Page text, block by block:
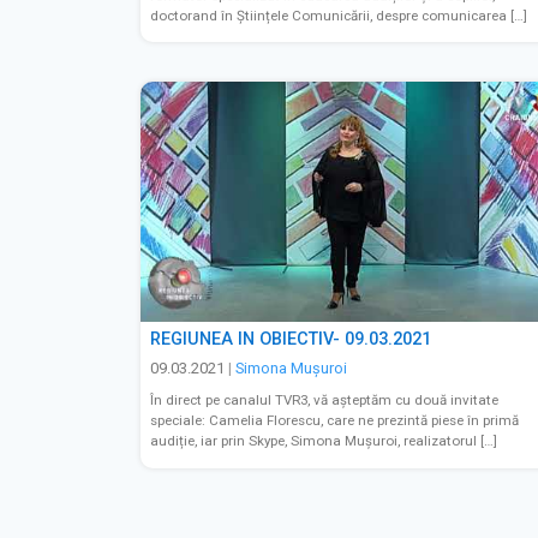
doctorand în Științele Comunicării, despre comunicarea […]
REGIUNEA IN OBIECTIV- 09.03.2021
09.03.2021 | Simona Muşuroi
În direct pe canalul TVR3, vă așteptăm cu două invitate
speciale: Camelia Florescu, care ne prezintă piese în primă
audiție, iar prin Skype, Simona Mușuroi, realizatorul […]